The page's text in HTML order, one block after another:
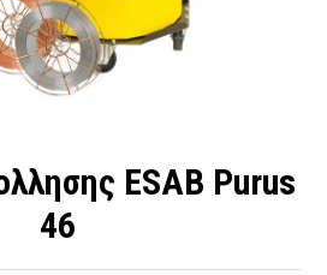
ESAB Purus
46